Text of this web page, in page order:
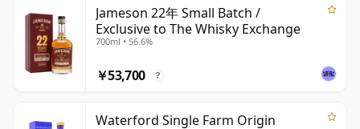
所有権も変化しました。ミドルトンはペルノ・リカール傘
下のアイリッシュ・ディスティラーズの一部として残って
おり、ブッシュミルズはプロキシモ・スピリッツが所有
し、クーリーとキルベガンは、ビームによるクーリー買収
スピリッツの一部となっています。このように、最大手の
Jameson 22年 Small Batch /
Exclusive to The Whisky Exchange
700ml • 56.6%
￥53,700 ?
Waterford Single Farm Origin